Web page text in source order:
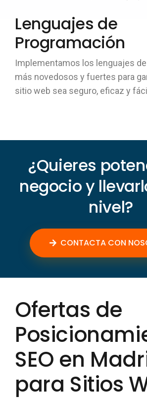
Lenguajes de
Programación
Implementamos los lenguajes
más novedosos y fuertes para
sitio web sea seguro, eficaz y
¿Quieres
negocio y
nivel?
CONTACTA CON
Ofertas de
SEO en
para Sitios